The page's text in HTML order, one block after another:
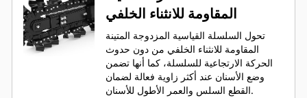
المقاومة للانثناء الخلفي
تحول السلسلة القياسية المزدوجة المتينة
المقاومة للانثناء الخلفي من دون حدوث
الحركة الارتجاعية للسلسلة، كما أنها تضمن
وضع الأسنان عند أكثر زاوية فعالة لضمان
القطع السلس والعمر الأطول للأسنان.